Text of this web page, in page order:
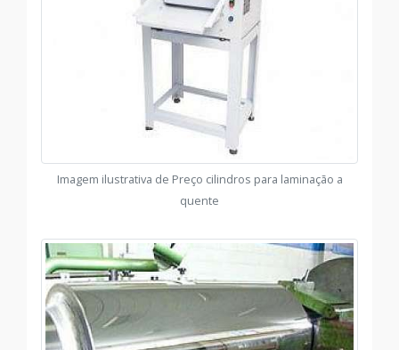
Imagem ilustrativa de Preço cilindros para laminação a
quente